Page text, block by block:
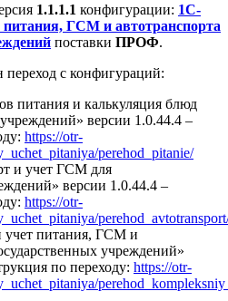
1.1.1.1 конфигурации: 1С-
ГСМ и автотранспорта
поставки ПРОФ.
переход с конфигураций:
питания и калькуляция блюд
версии 1.0.44.4 –
https://otr-
perehod_pitanie/
и учет ГСМ для
версии 1.0.44.4 –
https://otr-
питания, ГСМ и
учреждений»
по переходу: https://otr-